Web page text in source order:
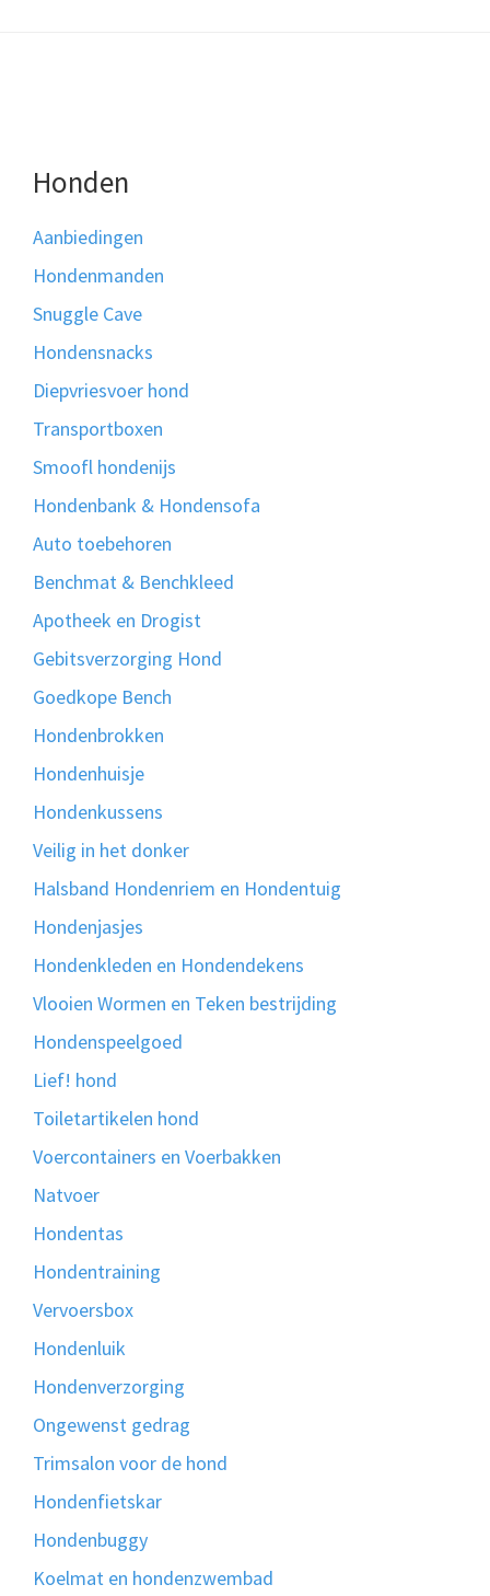
Honden
Aanbiedingen
Hondenmanden
Snuggle Cave
Hondensnacks
Diepvriesvoer hond
Transportboxen
Smoofl hondenijs
Hondenbank & Hondensofa
Auto toebehoren
Benchmat & Benchkleed
Apotheek en Drogist
Gebitsverzorging Hond
Goedkope Bench
Hondenbrokken
Hondenhuisje
Hondenkussens
Veilig in het donker
Halsband Hondenriem en Hondentuig
Hondenjasjes
Hondenkleden en Hondendekens
Vlooien Wormen en Teken bestrijding
Hondenspeelgoed
Lief! hond
Toiletartikelen hond
Voercontainers en Voerbakken
Natvoer
Hondentas
Hondentraining
Vervoersbox
Hondenluik
Hondenverzorging
Ongewenst gedrag
Trimsalon voor de hond
Hondenfietskar
Hondenbuggy
Koelmat en hondenzwembad